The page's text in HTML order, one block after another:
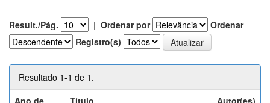
Result./Pág. | Ordenar por
Ordenar
Registro(s)
Resultado 1-1 de 1.
Ano de
Título Autor(es)